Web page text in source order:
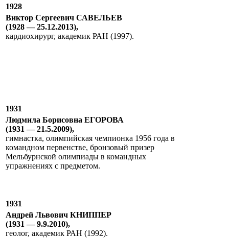
1928
Виктор Сергеевич САВЕЛЬЕВ
(1928 — 25.12.2013),
кардиохирург, академик РАН (1997).
1931
Людмила Борисовна ЕГОРОВА
(1931 — 21.5.2009),
гимнастка, олимпийская чемпионка 1956 года в
командном первенстве, бронзовый призер
Мельбурнской олимпиады в командных
упражнениях с предметом.
1931
Андрей Львович КНИППЕР
(1931 — 9.9.2010),
геолог, академик РАН (1992).